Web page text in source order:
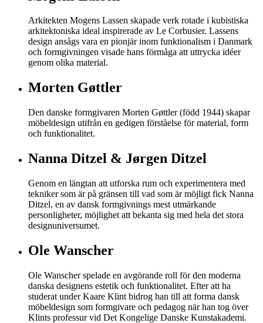
Arkitekten Mogens Lassen skapade verk rotade i kubistiska
arkitektoniska ideal inspirerade av Le Corbusier. Lassens
design ansågs vara en pionjär inom funktionalism i Danmark
och formgivningen visade hans förmåga att uttrycka idéer
genom olika material.
Morten Gøttler
Den danske formgivaren Morten Gøttler (född 1944) skapar
möbeldesign utifrån en gedigen förståelse för material, form
och funktionalitet.
Nanna Ditzel & Jørgen Ditzel
Genom en längtan att utforska rum och experimentera med
tekniker som är på gränsen till vad som är möjligt fick Nanna
Ditzel, en av dansk formgivnings mest utmärkande
personligheter, möjlighet att bekanta sig med hela det stora
designuniversumet.
Ole Wanscher
Ole Wanscher spelade en avgörande roll för den moderna
danska designens estetik och funktionalitet. Efter att ha
studerat under Kaare Klint bidrog han till att forma dansk
möbeldesign som formgivare och pedagog när han tog över
Klints professur vid Det Kongelige Danske Kunstakademi.